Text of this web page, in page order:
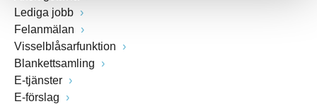
Lediga jobb
Felanmälan
Visselblåsarfunktion
Blankettsamling
E-tjänster
E-förslag